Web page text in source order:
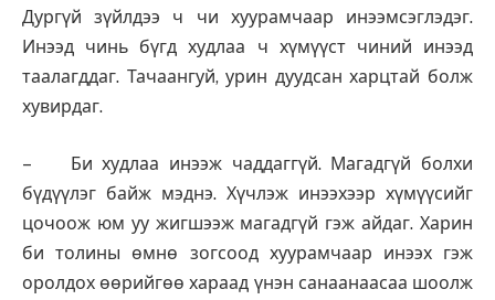
Дургүй зүйлдээ ч чи хуурамчаар инээмсэглэдэг.
Инээд чинь бүгд худлаа ч хүмүүст чиний инээд
таалагддаг. Тачаангуй, урин дуудсан харцтай болж
хувирдаг.
– Би худлаа инээж чаддаггүй. Магадгүй болхи
бүдүүлэг байж мэднэ. Хүчлэж инээхээр хүмүүсийг
цочоож юм уу жигшээж магадгүй гэж айдаг. Харин
би толины өмнө зогсоод хуурамчаар инээх гэж
оролдох өөрийгөө хараад үнэн санаанаасаа шоолж